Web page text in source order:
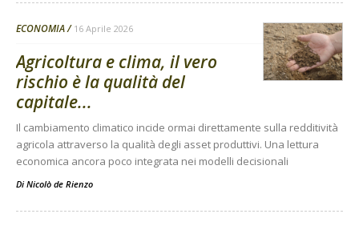
ECONOMIA 16 Aprile 2026
Agricoltura e clima, il vero
rischio è la qualità del
capitale...
Il cambiamento climatico incide ormai direttamente sulla redditività
agricola attraverso la qualità degli asset produttivi. Una lettura
economica ancora poco integrata nei modelli decisionali
Di Nicolò de Rienzo